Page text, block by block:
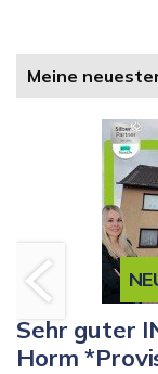
Meine
Sehr guter
Horm